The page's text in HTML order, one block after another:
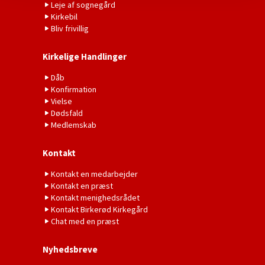
Leje af sognegård
Kirkebil
Bliv frivillig
Kirkelige Handlinger
Dåb
Konfirmation
Vielse
Dødsfald
Medlemskab
Kontakt
Kontakt en medarbejder
Kontakt en præst
Kontakt menighedsrådet
Kontakt Birkerød Kirkegård
Chat med en præst
Nyhedsbreve